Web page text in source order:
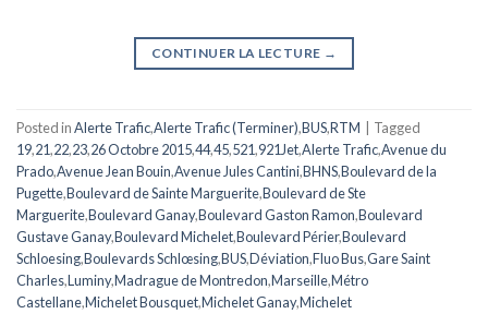
CONTINUER LA LECTURE →
Posted inAlerte Trafic,Alerte Trafic (Terminer),BUS,RTM
Tagged
19,21,22,23,26 Octobre 2015,44,45,521,921Jet,Alerte Trafic,Avenue du
Prado,Avenue Jean Bouin,Avenue Jules Cantini,BHNS,Boulevard de la
Pugette,Boulevard de Sainte Marguerite,Boulevard de Ste
Marguerite,Boulevard Ganay,Boulevard Gaston Ramon,Boulevard
Gustave Ganay,Boulevard Michelet,Boulevard Périer,Boulevard
Schloesing,Boulevards Schlœsing,BUS,Déviation,Fluo Bus,Gare Saint
Charles,Luminy,Madrague de Montredon,Marseille,Métro
Castellane,Michelet Bousquet,Michelet Ganay,Michelet